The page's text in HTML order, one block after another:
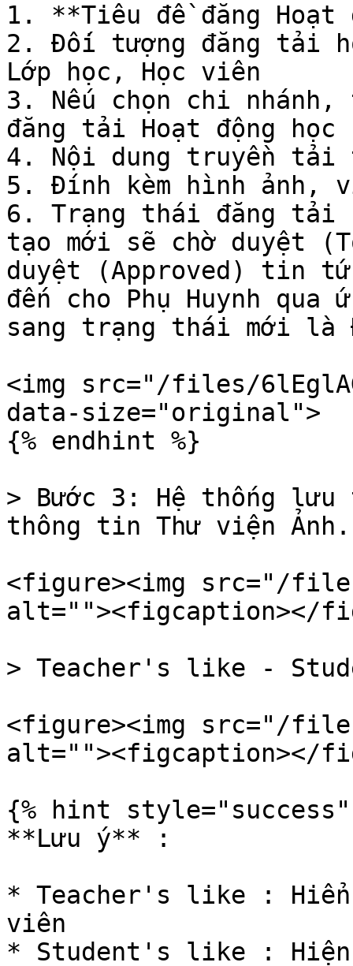
1. **Tiêu đề đăng Hoạt
2. Đối tượng đăng tải
Lớp học, Học viên
3. Nếu chọn chi
đăng tải Hoạt động học
4. Nội dung truyền tải
5. Đính kèm hình ảnh,
6. Trạng thái đăng tải
tạo mới sẽ chờ duyệt
duyệt (Approved) tin
đến cho Phụ Huynh qua
sang trạng thái mới là
<img src="/files/
data-size="original">
{% endhint %}
> Bước 3: Hệ thống
thông tin Thư viện Ảnh.
<figure><img src="/files/
alt=""><figcaption></
> Teacher's like -
<figure><img src="/files/
alt=""><figcaption></
{% hint style="success"
**Lưu ý** :
* Teacher's like :
viên
* Student's like :